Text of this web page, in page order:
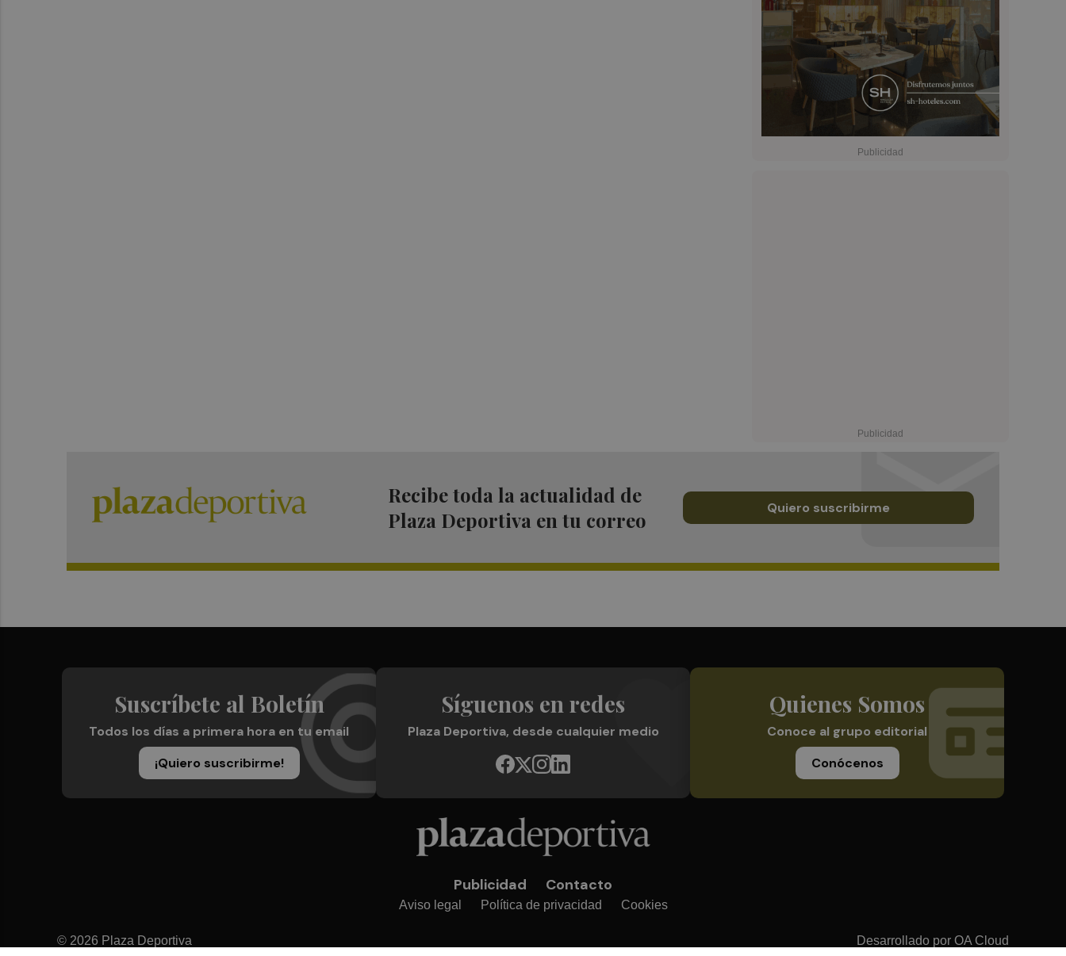
Recibe toda la actualidad de
Plaza Deportiva en tu correo
Quiero suscribirme
Suscríbete al Boletín
Todos los días a primera hora en tu email
¡Quiero suscribirme!
Síguenos en redes
Plaza Deportiva, desde cualquier medio
Quienes Somos
Conoce al grupo editorial
Conócenos
Publicidad Contacto
Aviso legal Política de privacidad Cookies
© 2026 Plaza Deportiva Desarrollado por OA Cloud